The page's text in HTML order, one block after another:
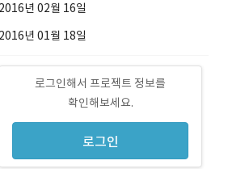
2016년 02월 16일
2016년 01월 18일
로그인해서 프로젝트 정보를
확인해보세요.
로그인